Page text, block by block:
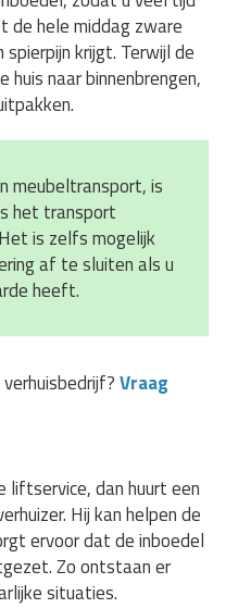
de hele middag zware
krijgt. Terwijl de
huis naar binnenbrengen,
meubeltransport, is
het transport
is zelfs mogelijk
af te sluiten als u
heeft.
Vraag
liftservice, dan huurt een
Hij kan helpen de
ervoor dat de inboedel
Zo ontstaan er
situaties.